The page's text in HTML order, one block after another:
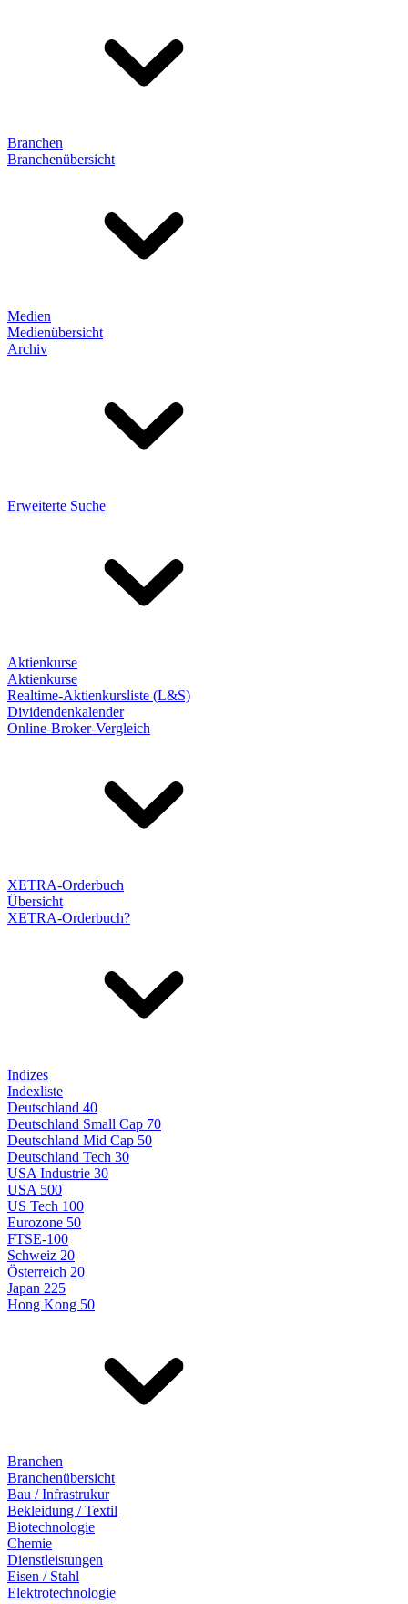
Branchen
Branchenübersicht
Medien
Medienübersicht
Archiv
Erweiterte Suche
Aktienkurse
Aktienkurse
Realtime-Aktienkursliste (L&S)
Dividendenkalender
Online-Broker-Vergleich
XETRA-Orderbuch
Übersicht
XETRA-Orderbuch?
Indizes
Indexliste
Deutschland 40
Deutschland Small Cap 70
Deutschland Mid Cap 50
Deutschland Tech 30
USA Industrie 30
USA 500
US Tech 100
Eurozone 50
FTSE-100
Schweiz 20
Österreich 20
Japan 225
Hong Kong 50
Branchen
Branchenübersicht
Bau / Infrastrukur
Bekleidung / Textil
Biotechnologie
Chemie
Dienstleistungen
Eisen / Stahl
Elektrotechnologie